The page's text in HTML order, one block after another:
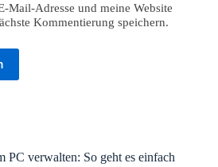
Mail-Adresse und meine Website
Kommentierung speichern.
PC verwalten: So geht es einfach